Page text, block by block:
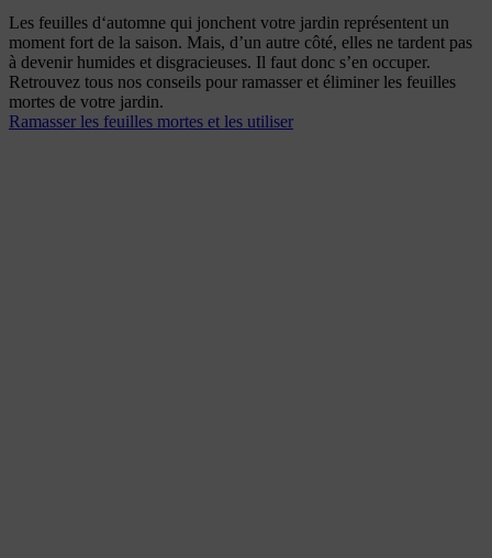
Les feuilles d‘automne qui jonchent votre jardin représentent un
moment fort de la saison. Mais, d’un autre côté, elles ne tardent pas
à devenir humides et disgracieuses. Il faut donc s’en occuper.
Retrouvez tous nos conseils pour ramasser et éliminer les feuilles
mortes de votre jardin.
Ramasser les feuilles mortes et les utiliser